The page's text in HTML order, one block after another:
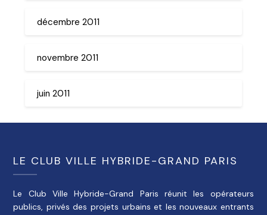
décembre 2011
novembre 2011
juin 2011
LE CLUB VILLE HYBRIDE-GRAND PARIS
Le Club Ville Hybride-Grand Paris réunit les opérateurs
publics, privés des projets urbains et les nouveaux entrants